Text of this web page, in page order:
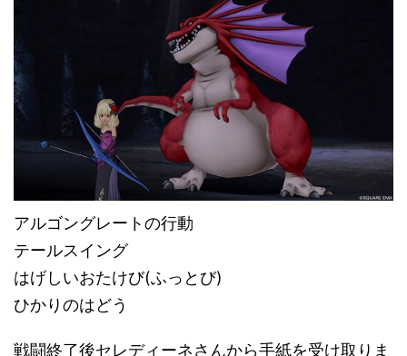
アルゴングレートの行動
テールスイング
はげしいおたけび(ふっとび)
ひかりのはどう
戦闘終了後セレディーネさんから手紙を受け取りま